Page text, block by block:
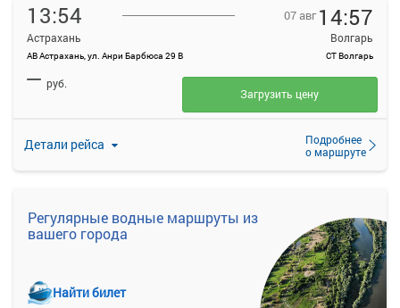
13:54
Астрахань
АВ Астрахань, ул. Анри Барбюса 29 В
07 авг 14:57
Волгарь
СТ Волгарь
Детали рейса
Подробнее
о маршруте
— руб.
Загрузить цену
Регулярные водные маршруты из
вашего города
Найти билет